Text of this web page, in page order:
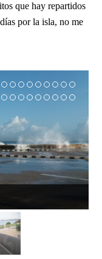
que hay repartidos
por la isla, no me